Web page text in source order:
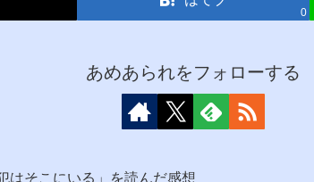
0
あめあられをフォローする
はそこにいる」を読んだ感想